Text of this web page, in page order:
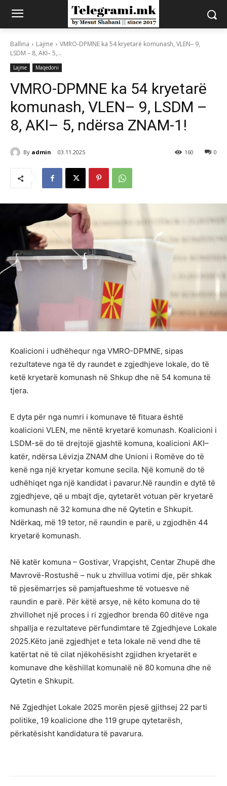
Ballina Lajme
VMRO-DPMNE ka 54 kryetarë komunash, VLEN– 9,
LSDM – 8, AKI– 5,...
Lajme Maqedoni
VMRO-DPMNE ka 54 kryetarë
komunash, VLEN– 9, LSDM –
8, AKI– 5, ndërsa ZNAM-1!
By admin 03.11.2025 0
160
Koalicioni i udhëhequr nga VMRO-DPMNE, sipas
rezultateve nga të dy raundet e zgjedhjeve lokale, do të
ketë kryetarë komunash në Shkup dhe në 54 komuna të
tjera.
E dyta për nga numri i komunave të fituara është
koalicioni VLEN, me nëntë kryetarë komunash. Koalicioni i
LSDM-së do të drejtojë gjashtë komuna, koalicioni AKI–
katër, ndërsa Lëvizja ZNAM dhe Unioni i Romëve do të
kenë nga një kryetar komune secila. Një komunë do të
udhëhiqet nga një kandidat i pavarur.Në raundin e dytë të
zgjedhjeve, që u mbajt dje, qytetarët votuan për kryetarë
komunash në 32 komuna dhe në Qytetin e Shkupit.
Ndërkaq, më 19 tetor, në raundin e parë, u zgjodhën 44
kryetarë komunash.
Në katër komuna – Gostivar, Vrapçisht, Centar Zhupë dhe
Mavrovë-Rostushë – nuk u zhvillua votimi dje, për shkak
të pjesëmarrjes së pamjaftueshme të votuesve në
raundin e parë. Për këtë arsye, në këto komuna do të
zhvillohet një proces i ri zgjedhor brenda 60 ditëve nga
shpallja e rezultateve përfundimtare të Zgjedhjeve Lokale
2025.Këto janë zgjedhjet e teta lokale në vend dhe të
katërtat në të cilat njëkohësisht zgjidhen kryetarët e
komunave dhe këshillat komunalë në 80 komuna dhe në
Qytetin e Shkupit.
Në Zgjedhjet Lokale 2025 morën pjesë gjithsej 22 parti
politike, 19 koalicione dhe 119 grupe qytetarësh,
përkatësisht kandidatura të pavarura.